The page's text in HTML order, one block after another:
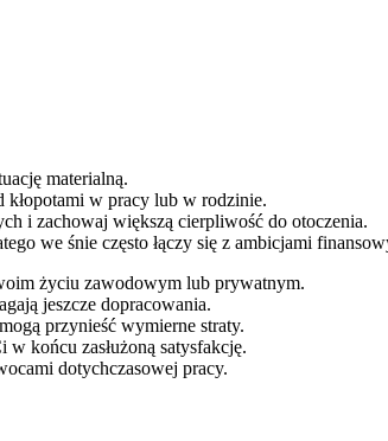
materialną.
kłopotami w pracy lub w rodzinie.
i zachowaj większą cierpliwość do otoczenia.
we śnie często łączy się z ambicjami
życiu zawodowym lub prywatnym.
jeszcze dopracowania.
przynieść wymierne straty.
końcu zasłużoną satysfakcję.
dotychczasowej pracy.